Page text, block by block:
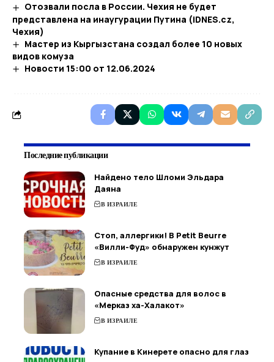
Отозвали посла в России. Чехия не будет
представлена на инаугурации Путина (iDNES.cz,
Чехия)
Мастер из Кыргызстана создал более 10 новых
видов комуза
Новости 15:00 от 12.06.2024
Последние публикации
Найдено тело Шломи Эльдара
Даяна
В ИЗРАИЛЕ
Стоп, аллергики! В Petit Beurre
«Вилли-Фуд» обнаружен кунжут
В ИЗРАИЛЕ
Опасные средства для волос в
«Мерказ ха-Халакот»
В ИЗРАИЛЕ
Купание в Кинерете опасно для глаз